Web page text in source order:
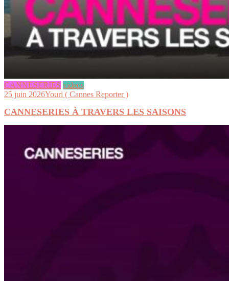
CANNESERIES videos
25 juin 2026Youri ( Cannes Reporter )
CANNESERIES À TRAVERS LES SAISONS